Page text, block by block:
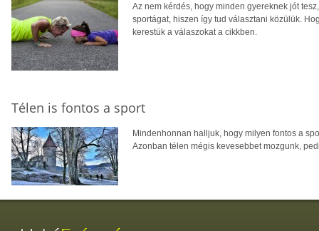
Az nem kérdés, hogy minden gyereknek jót
sportágat, hiszen így tud választani közülük.
kerestük a válaszokat a cikkben.
Télen is fontos a sport
Mindenhonnan halljuk, hogy milyen fontos a
Azonban télen mégis kevesebbet mozgunk,